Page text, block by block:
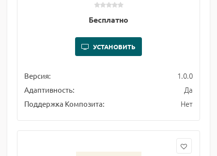
Бесплатно
УСТАНОВИТЬ
Версия: 1.0.0
Адаптивность: Да
Поддержка Композита: Нет